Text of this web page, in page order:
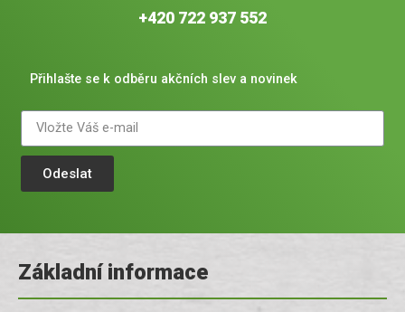
+420 722 937 552
Přihlašte se k odběru akčních slev a novinek
Odeslat
Základní informace